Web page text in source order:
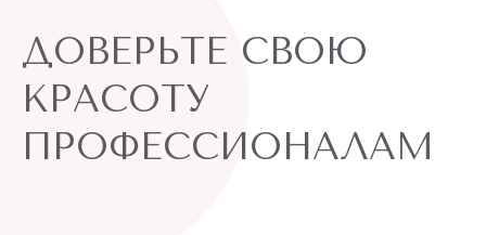
ДОВЕРЬТЕ СВОЮ
КРАСОТУ
ПРОФЕССИОНАЛАМ